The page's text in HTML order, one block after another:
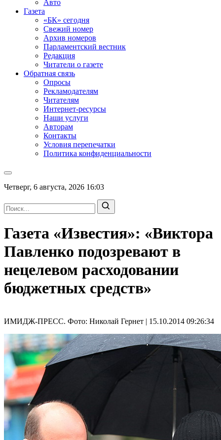
Авто
Газета
«БК» сегодня
Свежий номер
Архив номеров
Парламентский вестник
Редакция
Читатели о газете
Обратная связь
Опросы
Рекламодателям
Читателям
Интернет-ресурсы
Наши услуги
Авторам
Контакты
Условия перепечатки
Политика конфиденциальности
Четверг, 6 августа, 2026 16:03
Газета «Известия»: «Виктора
Павленко подозревают в
нецелевом расходовании
бюджетных средств»
ИМИДЖ-ПРЕСС. Фото: Николай Гернет | 15.10.2014 09:26:34